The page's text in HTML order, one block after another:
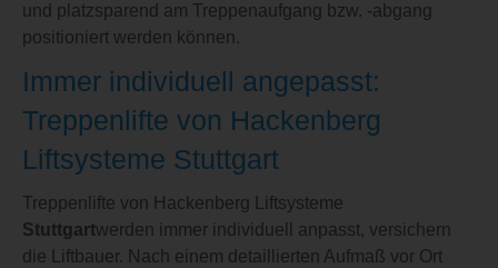
und platzsparend am Treppenaufgang bzw. -abgang
positioniert werden können.
Immer individuell angepasst:
Treppenlifte von Hackenberg
Liftsysteme Stuttgart
Treppenlifte von Hackenberg Liftsysteme
Stuttgartwerden immer individuell anpasst, versichern
die Liftbauer. Nach einem detaillierten Aufmaß vor Ort